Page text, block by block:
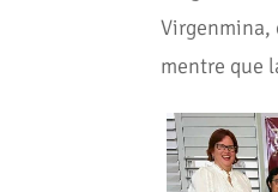
Virgenmina,
mentre que